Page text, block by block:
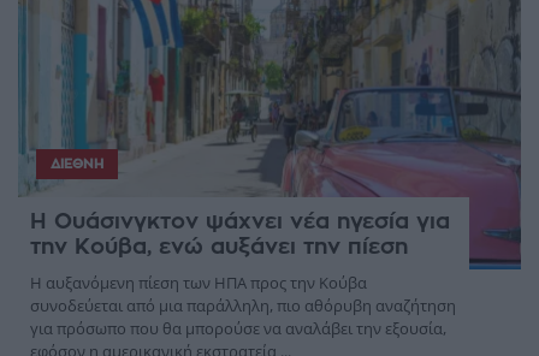
ΔΙΕΘΝΉ
Η Ουάσινγκτον ψάχνει νέα ηγεσία για
την Κούβα, ενώ αυξάνει την πίεση
Η αυξανόμενη πίεση των ΗΠΑ προς την Κούβα
συνοδεύεται από μια παράλληλη, πιο αθόρυβη αναζήτηση
για πρόσωπο που θα μπορούσε να αναλάβει την εξουσία,
εφόσον η αμερικανική εκστρατεία ...